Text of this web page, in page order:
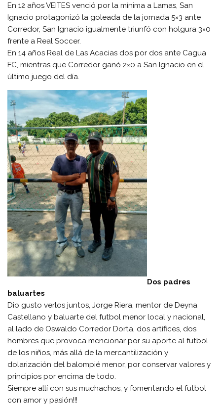
En 12 años VEITES venció por la mínima a Lamas, San
Ignacio protagonizó la goleada de la jornada 5×3 ante
Corredor, San Ignacio igualmente triunfó con holgura 3×0
frente a Real Soccer.
En 14 años Real de Las Acacias dos por dos ante Cagua
FC, mientras que Corredor ganó 2×0 a San Ignacio en el
último juego del día.
Dos padres
baluartes
Dio gusto verlos juntos, Jorge Riera, mentor de Deyna
Castellano y baluarte del futbol menor local y nacional,
al lado de Oswaldo Corredor Dorta, dos artífices, dos
hombres que provoca mencionar por su aporte al futbol
de los niños, más allá de la mercantilización y
dolarización del balompié menor, por conservar valores y
principios por encima de todo.
Siempre allí con sus muchachos, y fomentando el futbol
con amor y pasión!!!